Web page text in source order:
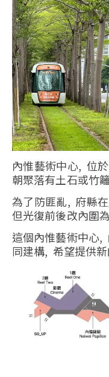
內惟藝術中心, 位
朝聚落有土石或竹
為了防匪亂, 府縣
但光復前後改內圍
這個內惟藝術中心
同建構, 希望提供